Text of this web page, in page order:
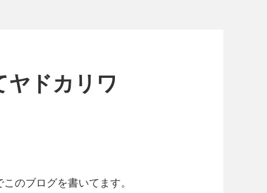
ヤドカリワ
のブログを書いてます。